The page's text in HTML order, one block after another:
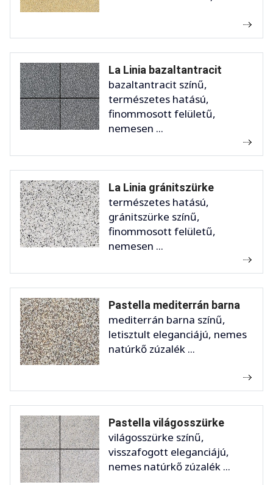
La Linia bazaltantracit
bazaltantracit színű,
természetes hatású,
finommosott felületű,
nemesen ...
La Linia gránitszürke
természetes hatású,
gránitszürke színű,
finommosott felületű,
nemesen ...
Pastella mediterrán barna
mediterrán barna színű,
letisztult eleganciájú, nemes
natúrkő zúzalék ...
Pastella világosszürke
világosszürke színű,
visszafogott eleganciájú,
nemes natúrkő zúzalék ...